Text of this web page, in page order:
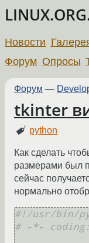
Новости
Форум Опросы
Форум —
tkinter
python
Как сделать
размерами был
сейчас
нормально
#!/usr/bin/
# -*-